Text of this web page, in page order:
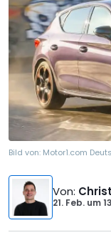
Bild von: Motor1.com
Von:
21. Feb. um